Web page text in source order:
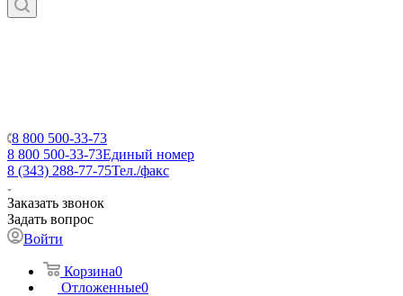
8 800 500-33-73
8 800 500-33-73Единый номер
8 (343) 288-77-75Тел./факс
Заказать звонок
Задать вопрос
Войти
Корзина0
Отложенные0